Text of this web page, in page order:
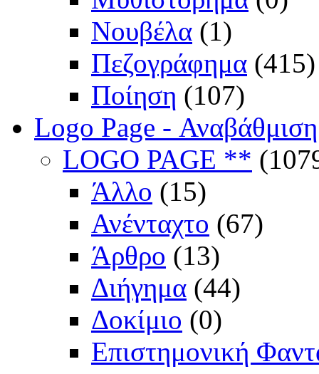
Νουβέλα (1)
Πεζογράφημα (415)
Ποίηση (107)
Logo Page -
LOGO PAGE **
Άλλο (15)
Ανένταχτο (67)
Άρθρο (13)
Διήγημα (44)
Δοκίμιο (0)
Επιστημονική